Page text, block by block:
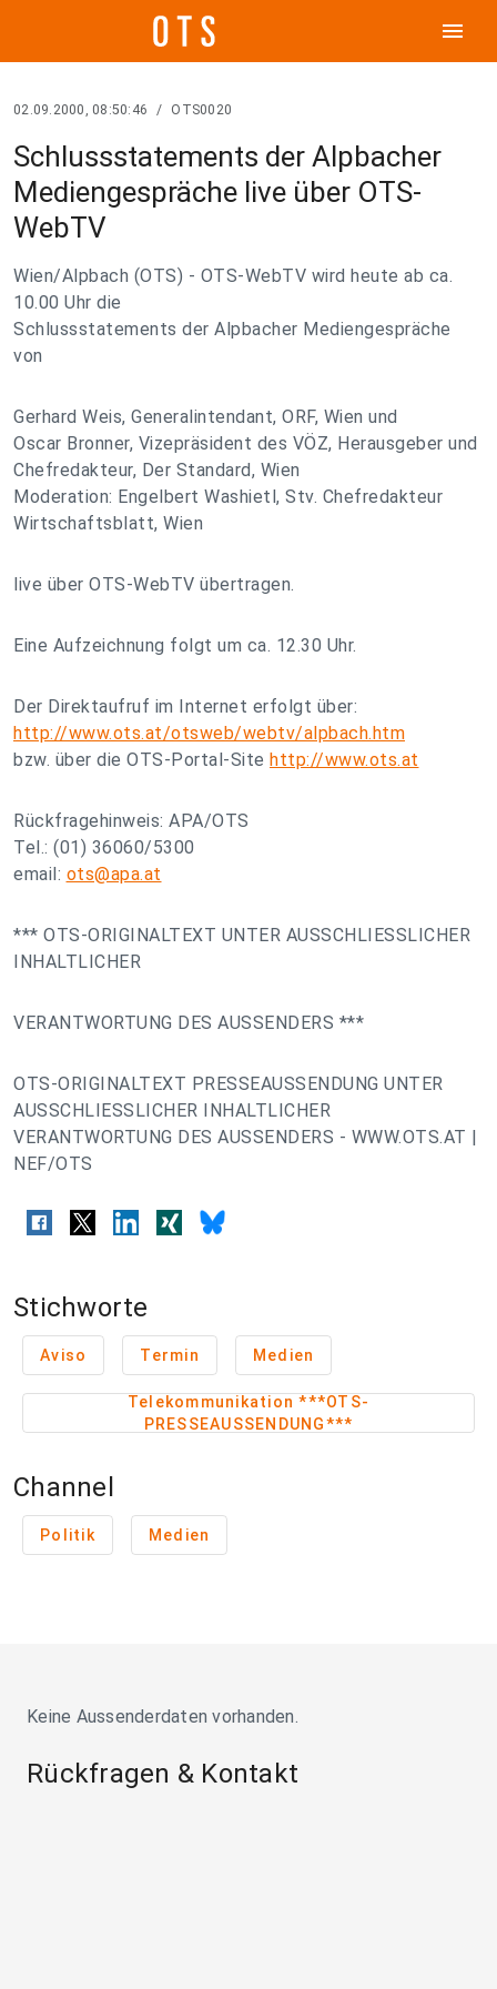
menu
02.09.2000, 08:50:46 / OTS0020
Schlussstatements der Alpbacher
Mediengespräche live über OTS-
WebTV
Wien/Alpbach (OTS) - OTS-WebTV wird heute ab ca.
10.00 Uhr die
Schlussstatements der Alpbacher Mediengespräche
von
Gerhard Weis, Generalintendant, ORF, Wien und
Oscar Bronner, Vizepräsident des VÖZ, Herausgeber und
Chefredakteur, Der Standard, Wien
Moderation: Engelbert Washietl, Stv. Chefredakteur
Wirtschaftsblatt, Wien
live über OTS-WebTV übertragen.
Eine Aufzeichnung folgt um ca. 12.30 Uhr.
Der Direktaufruf im Internet erfolgt über:
http://www.ots.at/otsweb/webtv/alpbach.htm
bzw. über die OTS-Portal-Site http://www.ots.at
Rückfragehinweis: APA/OTS
Tel.: (01) 36060/5300
email: ots@apa.at
*** OTS-ORIGINALTEXT UNTER AUSSCHLIESSLICHER
INHALTLICHER
VERANTWORTUNG DES AUSSENDERS ***
OTS-ORIGINALTEXT PRESSEAUSSENDUNG UNTER
AUSSCHLIESSLICHER INHALTLICHER
VERANTWORTUNG DES AUSSENDERS - WWW.OTS.AT |
NEF/OTS
Stichworte
Aviso Termin Medien
Telekommunikation ***OTS-
PRESSEAUSSENDUNG***
Channel
Politik Medien
Keine Aussenderdaten vorhanden.
Rückfragen & Kontakt